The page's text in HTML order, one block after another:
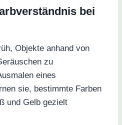
bei
Objekte anhand von
zu
eines
sie, bestimmte Farben
und Gelb gezielt